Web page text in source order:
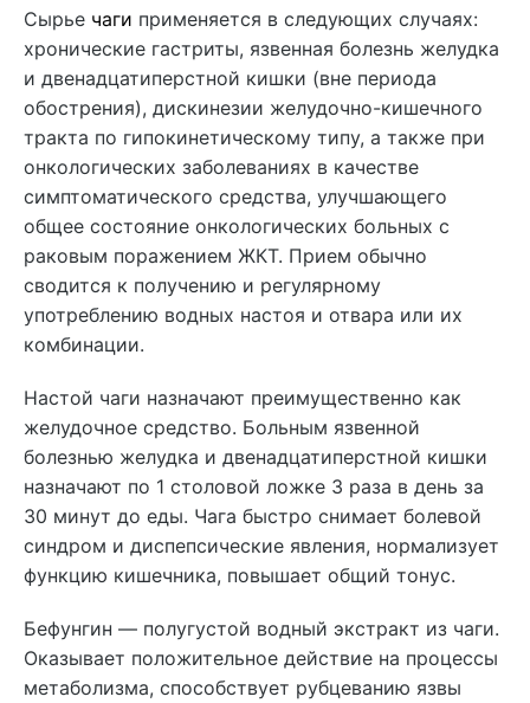
Сырье чаги применяется в следующих случаях:
хронические гастриты, язвенная болезнь желудка
и двенадцатиперстной кишки (вне периода
обострения), дискинезии желудочно-кишечного
тракта по гипокинетическому типу, а также при
онкологических заболеваниях в качестве
симптоматического средства, улучшающего
общее состояние онкологических больных с
раковым поражением ЖКТ. Прием обычно
сводится к получению и регулярному
употреблению водных настоя и отвара или их
комбинации.
Настой чаги назначают преимущественно как
желудочное средство. Больным язвенной
болезнью желудка и двенадцатиперстной кишки
назначают по 1 столовой ложке 3 раза в день за
30 минут до еды. Чага быстро снимает болевой
синдром и диспепсические явления, нормализует
функцию кишечника, повышает общий тонус.
Бефунгин — полугустой водный экстракт из чаги.
Оказывает положительное действие на процессы
метаболизма, способствует рубцеванию язвы